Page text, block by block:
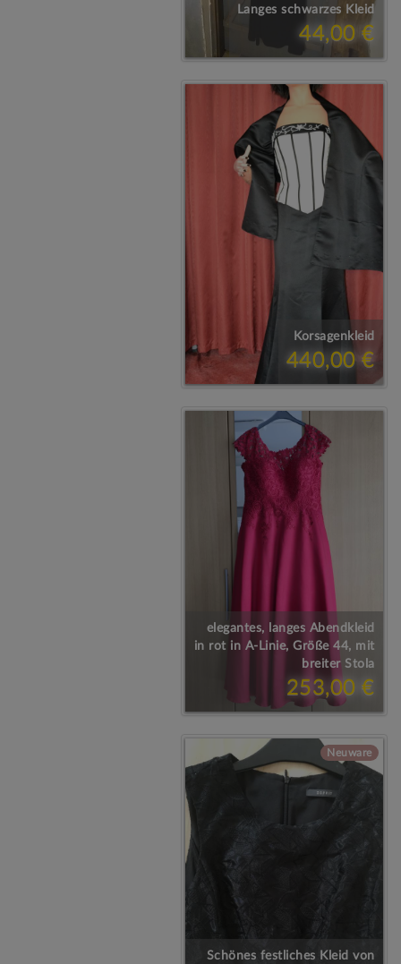
Langes schwarzes Kleid
44,00 €
Korsagenkleid
440,00 €
elegantes, langes Abendkleid
in rot in A-Linie, Größe 44, mit
breiter Stola
253,00 €
Schönes festliches Kleid von
Neuware